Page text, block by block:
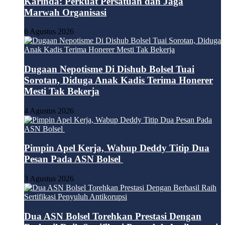
Marwah Organisasi
6 Agustus 2026
Dugaan Nepotisme Di Dishub Bolsel Tuai
Sorotan, Diduga Anak Kadis Terima Honerer
Mesti Tak Bekerja
4 Agustus 2026
Pimpin Apel Kerja, Wabup Deddy Titip Dua
Pesan Pada ASN Bolsel
3 Agustus 2026
Dua ASN Bolsel Torehkan Prestasi Dengan